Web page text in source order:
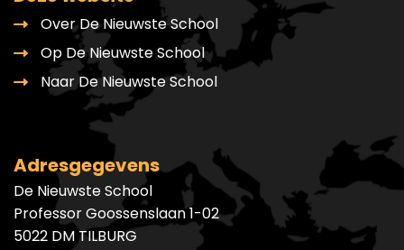
Over De Nieuwste School
Op De Nieuwste School
Naar De Nieuwste School
Adresgegevens
De Nieuwste School
Professor Goossenslaan 1-02
5022 DM TILBURG